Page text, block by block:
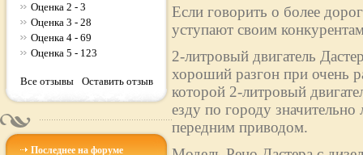
Оценка 2 - 3
Оценка 3 - 28
Оценка 4 - 69
Оценка 5 - 123
Все отзывы Оставить отзыв
Последнее на форуме
Если говорить о более
уступают своим
2-литровый двигатель
хороший разгон при очень
которой 2-литровый
езду по городу
передним приводом.